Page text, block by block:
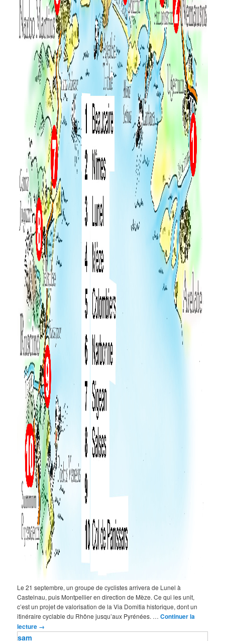
Le 21 septembre, un groupe de cyclistes arrivera de Lunel à
Castelnau, puis Montpellier en direction de Mèze. Ce qui les unit,
c’est un projet de valorisation de la Via Domitia historique, dont un
itinéraire cyclable du Rhône jusqu’aux Pyrénées. …Continuer la
lecture →
sam